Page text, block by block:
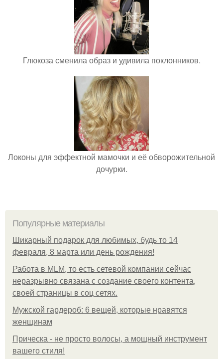
Глюкоза сменила образ и удивила поклонников.
Локоны для эффектной мамочки и её обворожительной
дочурки.
Популярные материалы
Шикарный подарок для любимых, будь то 14
февраля, 8 марта или день рождения!
Работа в MLM, то есть сетевой компании сейчас
неразрывно связана с создание своего контента,
своей страницы в соц сетях.
Мужской гардероб: 6 вещей, которые нравятся
женщинам
Прическа - не просто волосы, а мощный инструмент
вашего стиля!